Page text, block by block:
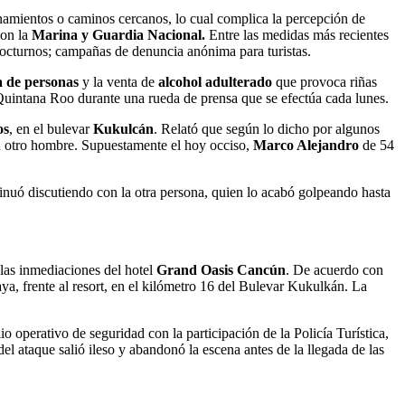
o caminos cercanos, lo cual complica la percepción de
la Marina y Guardia Nacional. Entre las medidas más recientes
campañas de denuncia anónima para turistas.
personas y la venta de alcohol adulterado que provoca riñas
Roo durante una rueda de prensa que se efectúa cada lunes.
, en el bulevarKukulcán. Relató que según lo dicho por algunos
hombre. Supuestamente el hoy occiso, Marco Alejandro de 54
discutiendo con la otra persona, quien lo acabó golpeando hasta
inmediaciones del hotel Grand Oasis Cancún. De acuerdo con
frente al resort, en el kilómetro 16 del Bulevar Kukulkán. La
operativo de seguridad con la participación de la Policía Turística,
ataque salió ileso y abandonó la escena antes de la llegada de las